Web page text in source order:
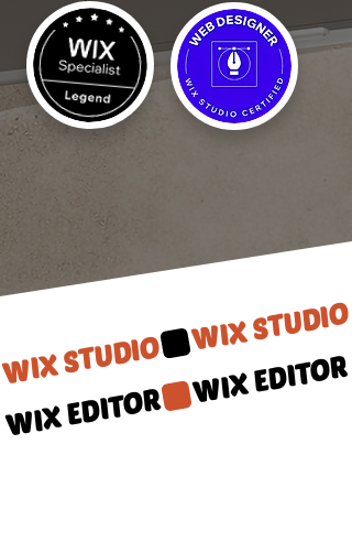
WIX STUDIO
WIX EDITOR